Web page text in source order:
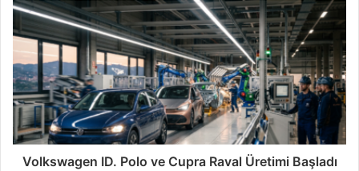
Volkswagen ID. Polo ve Cupra Raval Üretimi Başladı